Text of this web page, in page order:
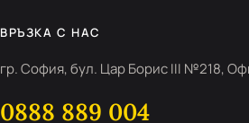
ВРЪЗКА С НАС
гр. София, бул. Цар Борис III №218,
0888 889 004